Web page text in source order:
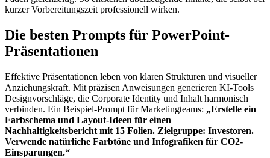
kurzer Vorbereitungszeit professionell wirken.
Die besten Prompts für PowerPoint-
Präsentationen
Effektive Präsentationen leben von klaren Strukturen und visueller
Anziehungskraft. Mit präzisen Anweisungen generieren KI-Tools
Designvorschläge, die Corporate Identity und Inhalt harmonisch
verbinden. Ein Beispiel-Prompt für Marketingteams: „Erstelle ein
Farbschema und Layout-Ideen für einen
Nachhaltigkeitsbericht mit 15 Folien. Zielgruppe: Investoren.
Verwende natürliche Farbtöne und Infografiken für CO2-
Einsparungen.“